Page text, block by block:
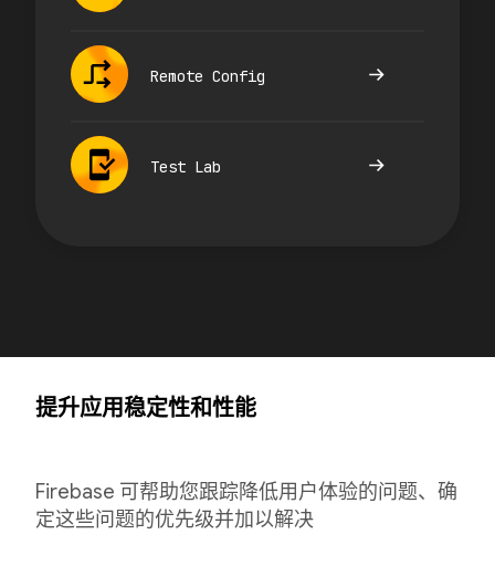
Remote Config
Test Lab
提升应用稳定性和性能
Firebase 可帮助您跟踪降低用户体验的问题、确
定这些问题的优先级并加以解决